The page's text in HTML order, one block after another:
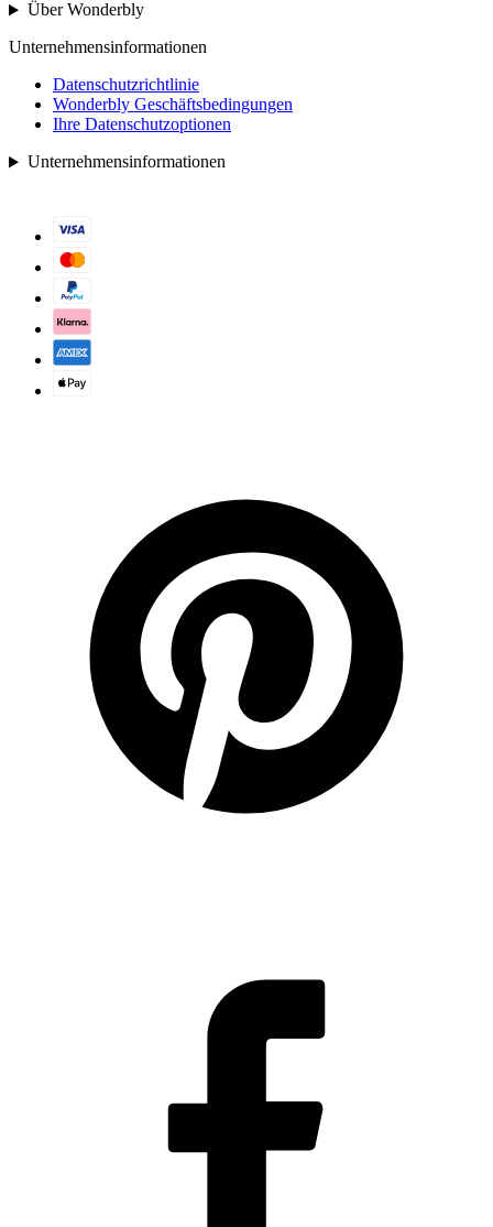
Über Wonderbly
Unternehmensinformationen
Datenschutzrichtlinie
Wonderbly Geschäftsbedingungen
Ihre Datenschutzoptionen
Unternehmensinformationen